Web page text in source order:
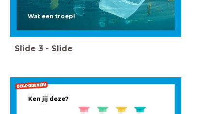
Wat een troep!
Slide 3 - Slide
Ken jij deze?